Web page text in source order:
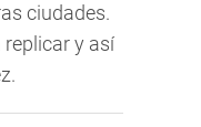
ciudades.
y así